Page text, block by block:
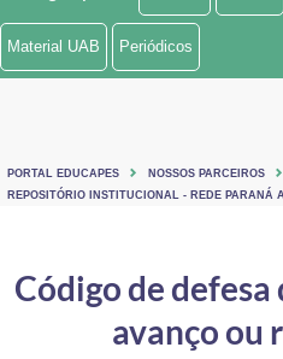
Ministério de Minas e Energia
Ministério do Turismo
Controladoria-Geral da União
Ministério da Mulher, da Família e dos
Material UAB Periódicos
PORTAL EDUCAPES
NOSSOS PARCEIROS
REPOSITÓRIO INSTITUCIONAL - REDE PARANÁ
Código de
avanço ou